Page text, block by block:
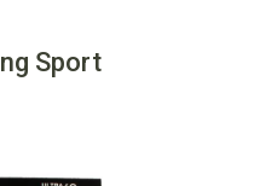
Sport